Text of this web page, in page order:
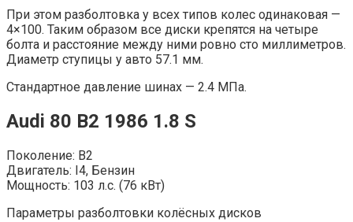
При этом разболтовка у всех типов колес одинаковая —
4×100. Таким образом все диски крепятся на четыре
болта и расстояние между ними ровно сто миллиметров.
Диаметр ступицы у авто 57.1 мм.
Стандартное давление шинах — 2.4 МПа.
Audi 80 B2 1986 1.8 S
Поколение: B2
Двигатель: I4, Бензин
Мощность: 103 л.с. (76 кВт)
Параметры разболтовки колёсных дисков